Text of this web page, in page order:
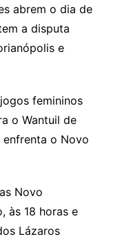
abrem o dia de
a disputa
e
femininos
o Wantuil de
enfrenta o Novo
Novo
às 18 horas e
Lázaros